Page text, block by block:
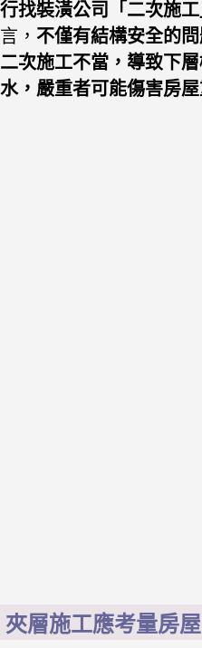
行找裝潢公司「二次施工
言， 不僅有結構安全的
二次施工不當，導致下
水，嚴重者可能傷害房
夾層施工應考量房